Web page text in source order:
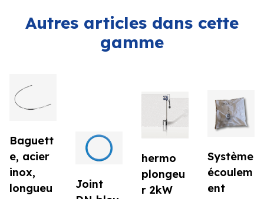
Autres articles dans cette
gamme
Baguett
e, acier
inox,
longueu
Joint
hermo
plongeu
r 2kW
Système
écoulem
ent